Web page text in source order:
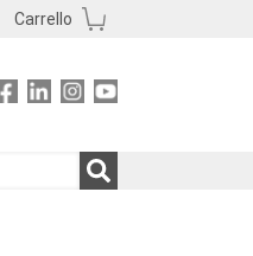
Carrello